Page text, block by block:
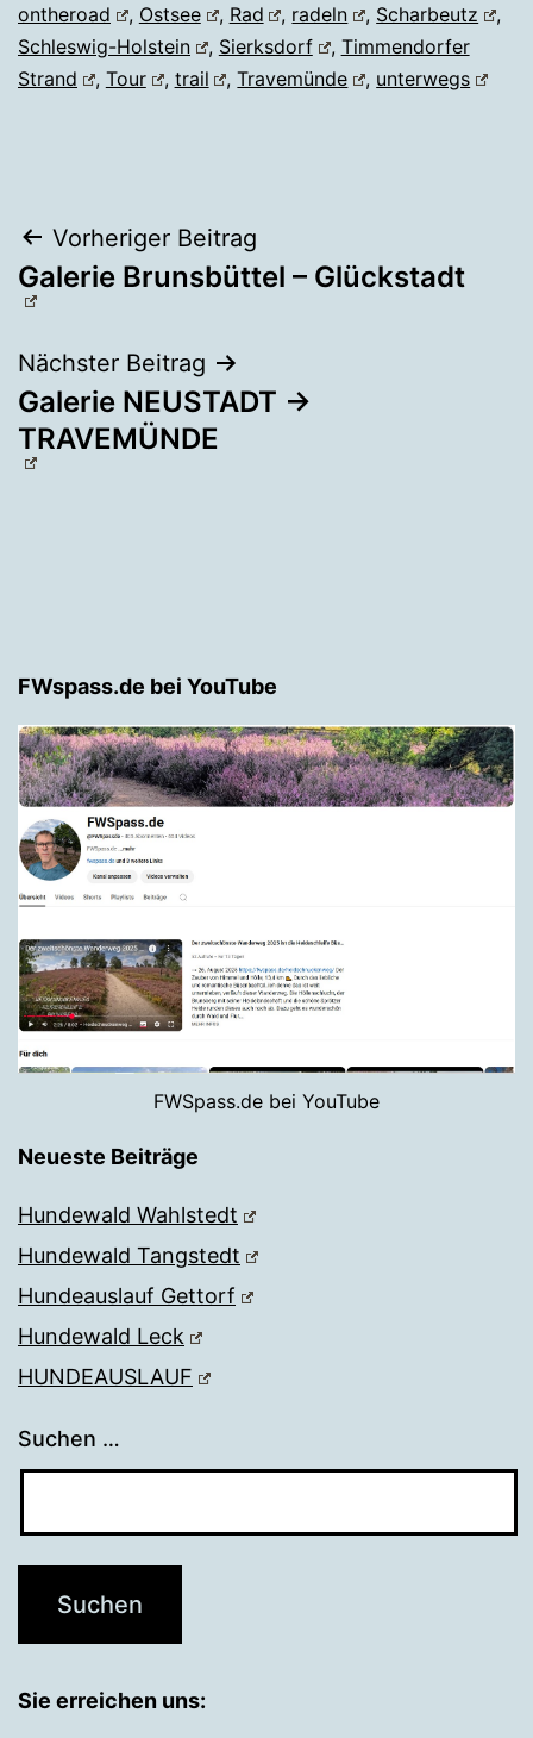
ontheroad
, Ostsee , Rad , radeln , Scharbeutz
,
Schleswig-Holstein
, Sierksdorf , Timmendorfer
Strand
, Tour , trail ,Travemünde , unterwegs
Beitragsnavigation
Vorheriger Beitrag
Galerie Brunsbüttel – Glückstadt
Nächster Beitrag
Galerie NEUSTADT →
TRAVEMÜNDE
FWspass.de bei YouTube
FWSpass.de bei YouTube
Neueste Beiträge
Hundewald Wahlstedt
Hundewald Tangstedt
Hundeauslauf Gettorf
Hundewald Leck
HUNDEAUSLAUF
Suchen …
Sie erreichen uns: